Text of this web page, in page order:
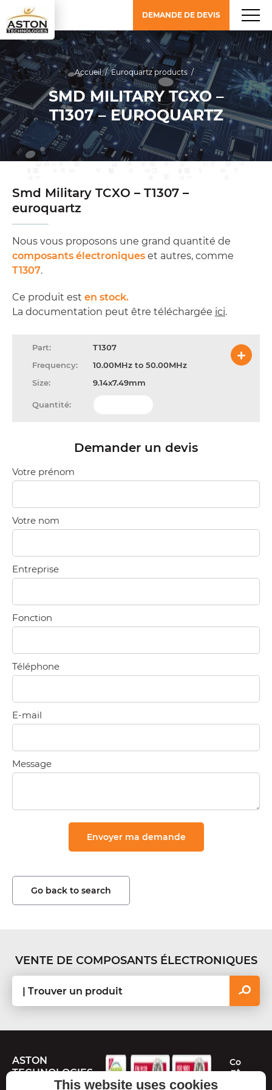
DEMANDE DE DEVIS
Accueil / Euroquartz products /
SMD MILITARY TCXO –
T1307 – EUROQUARTZ
Smd Military TCXO – T1307 –
euroquartz
Nous vous proposons une grand quantité de
composants électroniques et autres, comme
T1307.
Ce produit est en stock.
La documentation peut être téléchargée ici.
T1307
10.00MHz to 50.00MHz
9.14x7.49mm
Demander un devis
Votre prénom
Votre nom
Entreprise
Fonction
Téléphone
E-mail
Message
Go back to search
VENTE DE COMPOSANTS ÉLECTRONIQUES
ASTON
TECHNOLOGIES
Co
nt
This website uses cookies